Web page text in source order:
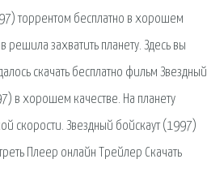
торрентом бесплатно в хорошем
захватить планету. Здесь вы
скачать бесплатно фильм Звездный
в хорошем качестве. На планету
скорости. Звездный бойскаут (1997)
Плеер онлайн Трейлер Скачать